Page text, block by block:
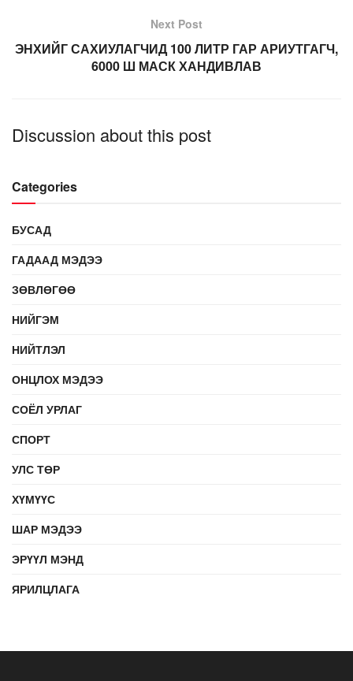
Next Post
ЭНХИЙГ САХИУЛАГЧИД 100 ЛИТР ГАР АРИУТГАГЧ,
6000 Ш МАСК ХАНДИВЛАВ
Discussion about this post
Categories
БУСАД
ГАДААД МЭДЭЭ
ЗӨВЛӨГӨӨ
НИЙГЭМ
НИЙТЛЭЛ
ОНЦЛОХ МЭДЭЭ
СОЁЛ УРЛАГ
СПОРТ
УЛС ТӨР
ХҮМҮҮС
ШАР МЭДЭЭ
ЭРҮҮЛ МЭНД
ЯРИЛЦЛАГА